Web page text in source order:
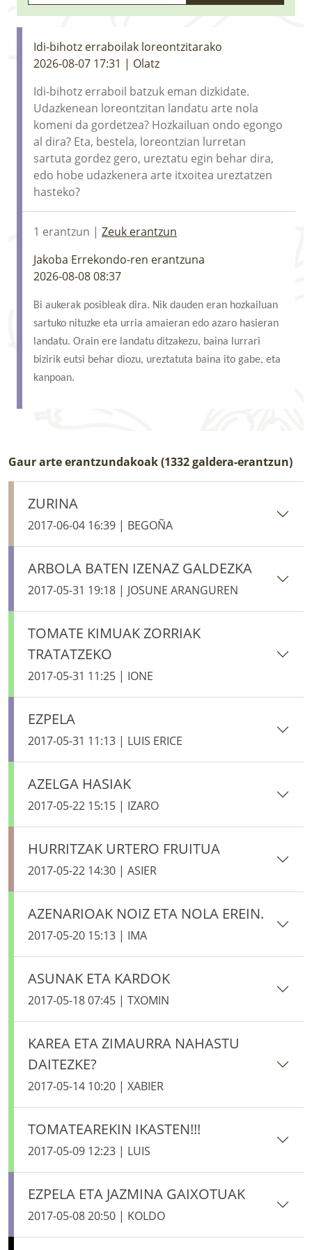
LURRAREN AGENDA
AZOKA
Idi-bihotz erraboilak loreontzitarako
2026-08-07 17:31 | Olatz
Idi-bihotz erraboil batzuk eman dizkidate.
Udazkenean loreontzitan landatu arte nola
komeni da gordetzea? Hozkailuan ondo egongo
al dira? Eta, bestela, loreontzian lurretan
sartuta gordez gero, ureztatu egin behar dira,
edo hobe udazkenera arte itxoitea ureztatzen
hasteko?
1 erantzun | Zeuk erantzun
Jakoba Errekondo-ren erantzuna
2026-08-08 08:37
Bi aukerak posibleak dira. Nik dauden eran hozkailuan
sartuko nituzke eta urria amaieran edo azaro hasieran
landatu. Orain ere landatu ditzakezu, baina lurrari
bizirik eutsi behar diozu, ureztatuta baina ito gabe, eta
kanpoan.
Gaur arte erantzundakoak (1332 galdera-erantzun)
ZURINA
2017-06-04 16:39 | BEGOÑA
ARBOLA BATEN IZENAZ GALDEZKA
2017-05-31 19:18 | JOSUNE ARANGUREN
TOMATE KIMUAK ZORRIAK
TRATATZEKO
2017-05-31 11:25 | IONE
EZPELA
2017-05-31 11:13 | LUIS ERICE
AZELGA HASIAK
2017-05-22 15:15 | IZARO
HURRITZAK URTERO FRUITUA
2017-05-22 14:30 | ASIER
AZENARIOAK NOIZ ETA NOLA EREIN.
2017-05-20 15:13 | IMA
ASUNAK ETA KARDOK
2017-05-18 07:45 | TXOMIN
KAREA ETA ZIMAURRA NAHASTU
DAITEZKE?
2017-05-14 10:20 | XABIER
TOMATEAREKIN IKASTEN!!!
2017-05-09 12:23 | LUIS
EZPELA ETA JAZMINA GAIXOTUAK
2017-05-08 20:50 | KOLDO